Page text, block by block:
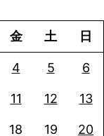
金 土 日
4 5 6
11 12 13
18 19 20